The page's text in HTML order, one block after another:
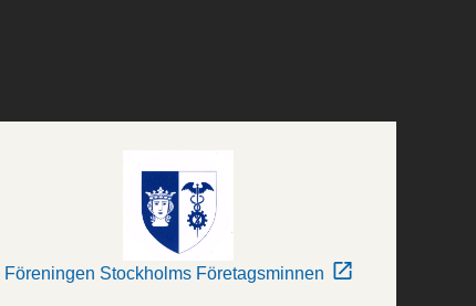
Föreningen Stockholms Företagsminnen